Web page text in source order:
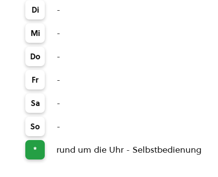
Di -
Mi -
Do -
Fr -
Sa -
So -
* rund um die Uhr - Selbstbedienung